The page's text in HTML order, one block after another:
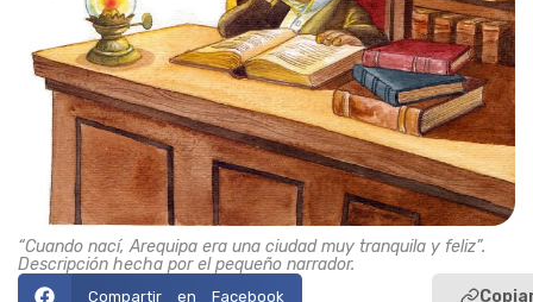
“Cuando nací, Arequipa era una ciudad muy tranquila y feliz”.
Descripción hecha por el pequeño narrador.
Compartir en Facebook